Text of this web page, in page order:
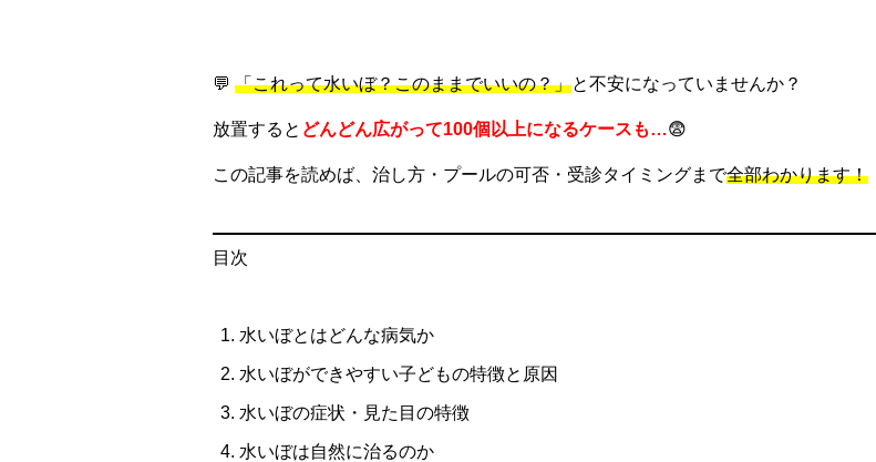
💬 「これって水いぼ？このままでいいの？」と不安になっていませんか？
放置すると どんどん広がって100個以上になるケースも…😨
この記事を読めば、治し方・プールの可否・受診タイミングまで全部わかります！
目次
水いぼとはどんな病気か
水いぼができやすい子どもの特徴と原因
水いぼの症状・見た目の特徴
水いぼは自然に治るのか